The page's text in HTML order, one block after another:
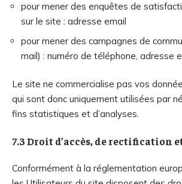
pour mener des enquêtes de
sur le site : adresse email
pour mener des campagnes de
mail) : numéro de téléphone, adresse
Le site ne commercialise pas vos
qui sont donc uniquement utilisées par
fins statistiques et d’analyses.
7.3 Droit d’accès, de rectification
Conformément à la réglementation